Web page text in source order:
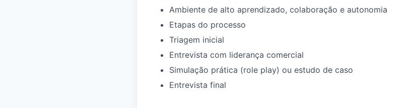
Ambiente de alto aprendizado, colaboração e autonomia
Etapas do processo
Triagem inicial
Entrevista com liderança comercial
Simulação prática (role play) ou estudo de caso
Entrevista final